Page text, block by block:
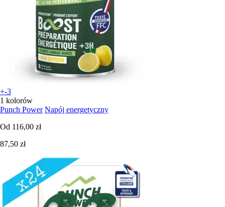
+-3
1 kolorów
Punch Power Napój energetyczny
Od 116,00 zł
87,50 zł